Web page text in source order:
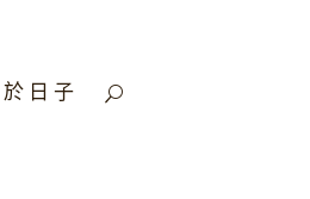
於日子